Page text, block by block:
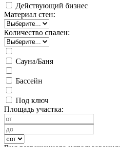
Действующий бизнес
Материал стен:
Количество спален:
Сауна/Баня
Бассейн
Под ключ
Площадь участка: